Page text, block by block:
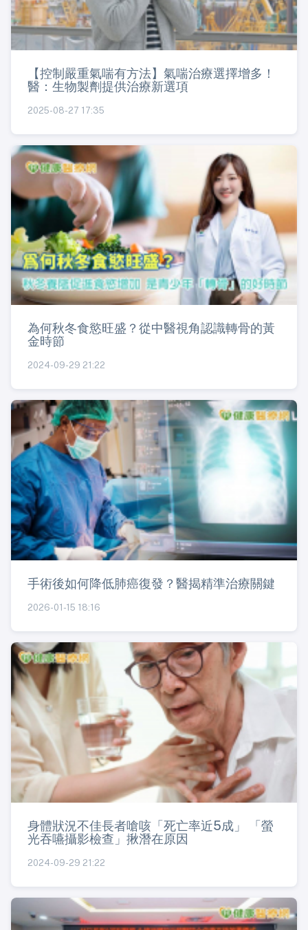
【控制嚴重氣喘有方法】氣喘治療選擇增多！
醫：生物製劑提供治療新選項
2025-08-27 17:35
為何秋冬食慾旺盛？從中醫視角認識轉骨的黃
金時節
2024-09-29 21:22
手術後如何降低肺癌復發？醫揭精準治療關鍵
2026-01-15 18:16
身體狀況不佳長者嗆咳「死亡率近5成」 「螢
光吞嚥攝影檢查」揪潛在原因
2024-09-29 21:22